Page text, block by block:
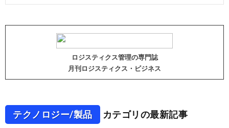
ロジスティクス管理の専門誌
月刊ロジスティクス・ビジネス
テクノロジー/製品 カテゴリの最新記事